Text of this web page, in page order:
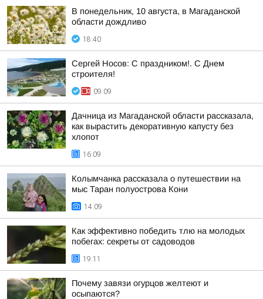
В понедельник, 10 августа, в Магаданской
области дождливо
18:40
Сергей Носов: С праздником!. С Днем
строителя!
09:09
Дачница из Магаданской области рассказала,
как вырастить декоративную капусту без
хлопот
16:09
Колымчанка рассказала о путешествии на
мыс Таран полуострова Кони
14:09
Как эффективно победить тлю на молодых
побегах: секреты от садоводов
19:11
Почему завязи огурцов желтеют и
осыпаются?